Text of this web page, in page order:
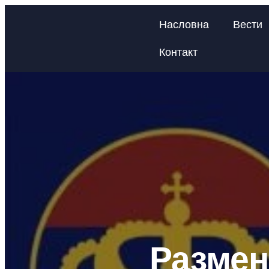
Насловна
Вести
Контакт